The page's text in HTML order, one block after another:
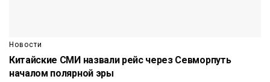
Новости
Китайские СМИ назвали рейс через Севморпуть
началом полярной эры